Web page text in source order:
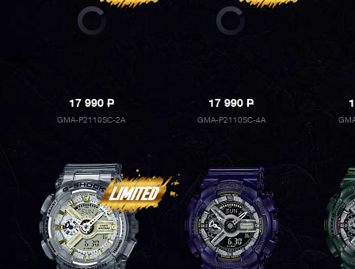
17 990P
GMA-P2110SC-2A
17 990P
GMA-P2110SC-4A